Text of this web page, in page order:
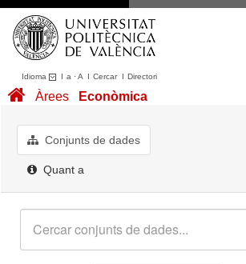
Idioma I a ·A I CercarI Directori
Conjunts de dades
Quant a
Àrees Econòmica
Conjunts de dades
Quant a